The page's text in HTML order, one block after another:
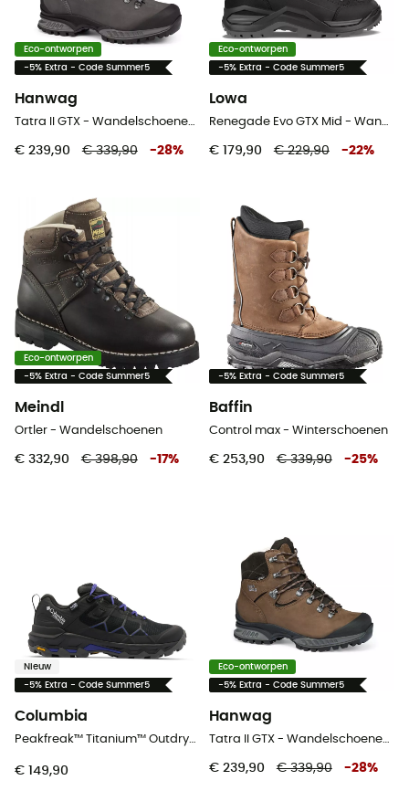
Eco-ontworpen
-5% Extra - Code Summer5
Hanwag
Tatra II GTX - Wandelschoenen Heren
€ 239,90 € 339,90 -28%
Eco-ontworpen
-5% Extra - Code Summer5
Lowa
Renegade Evo GTX Mid - Wandelschoenen - Heren
€ 179,90 € 229,90 -22%
Eco-ontworpen
-5% Extra - Code Summer5
Meindl
Ortler - Wandelschoenen
€ 332,90 € 398,90 -17%
-5% Extra - Code Summer5
Baffin
Control max - Winterschoenen
€ 253,90 € 339,90 -25%
Nieuw
-5% Extra - Code Summer5
Columbia
€ 149,90
Eco-ontworpen
-5% Extra - Code Summer5
Hanwag
€ 239,90 € 339,90 -28%